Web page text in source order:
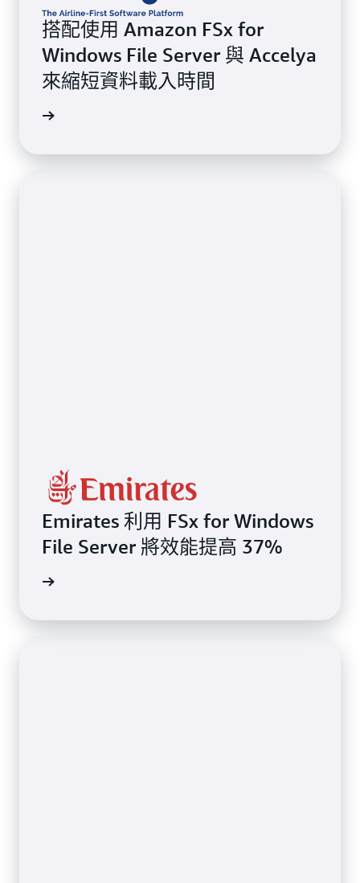
搭配使用 Amazon FSx for
Windows File Server 與 Accelya
來縮短資料載入時間
Emirates 利用 FSx for Windows
File Server 將效能提高 37%